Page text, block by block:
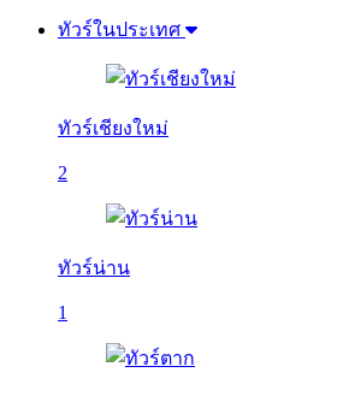
ทัวร์ในประเทศ
ทัวร์เชียงใหม่
2
ทัวร์น่าน
1